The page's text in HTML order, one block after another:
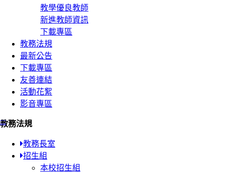
教學優良教師
新進教師資訊
下載專區
教務法規
最新公告
下載專區
友善連結
活動花絮
影音專區
:::
教務法規
教務長室
招生組
本校招生組